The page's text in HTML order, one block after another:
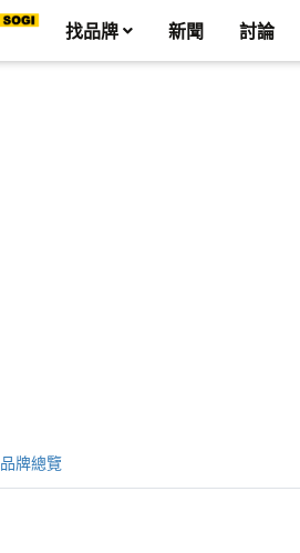
找品牌 新聞 討論
品牌總覽